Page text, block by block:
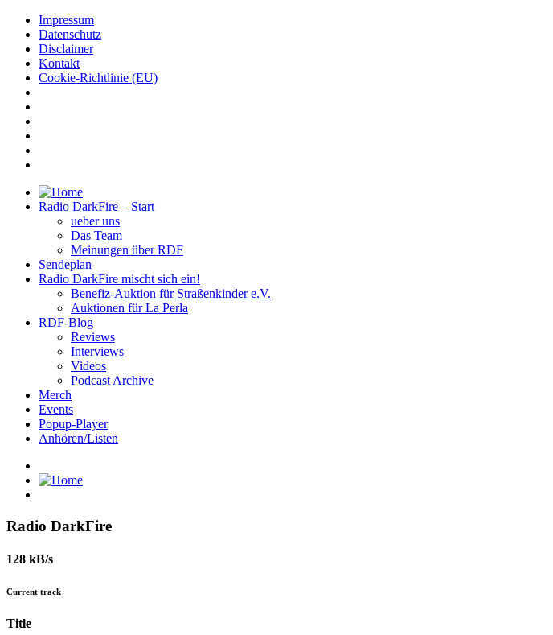
Impressum
Datenschutz
Disclaimer
Kontakt
Cookie-Richtlinie (EU)
Radio DarkFire – Start
ueber uns
Das Team
Meinungen über RDF
Sendeplan
Radio DarkFire mischt sich ein!
Benefiz-Auktion für Straßenkinder e.V.
Auktionen für La Perla
RDF-Blog
Reviews
Interviews
Videos
Podcast Archive
Merch
Events
Popup-Player
Anhören/Listen
Radio DarkFire
128 kB/s
Current track
Title